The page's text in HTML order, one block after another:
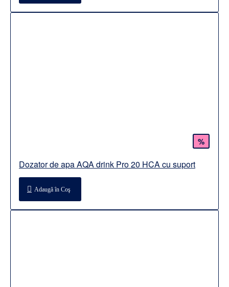
%
Dozator de apa AQA drink Pro 20 HCA cu suport
Adaugă în Coş